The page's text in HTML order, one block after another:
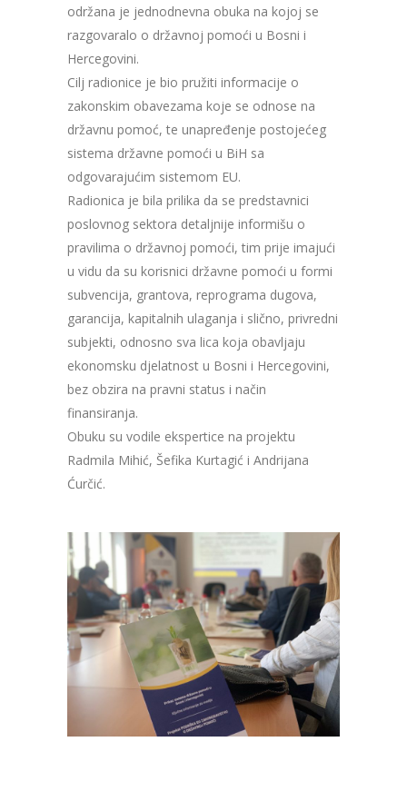
održana je jednodnevna obuka na kojoj se
razgovaralo o državnoj pomoći u Bosni i
Hercegovini.
Cilj radionice je bio pružiti informacije o
zakonskim obavezama koje se odnose na
državnu pomoć, te unapređenje postojećeg
sistema državne pomoći u BiH sa
odgovarajućim sistemom EU.
Radionica je bila prilika da se predstavnici
poslovnog sektora detaljnije informišu o
pravilima o državnoj pomoći, tim prije imajući
u vidu da su korisnici državne pomoći u formi
subvencija, grantova, reprograma dugova,
garancija, kapitalnih ulaganja i slično, privredni
subjekti, odnosno sva lica koja obavljaju
ekonomsku djelatnost u Bosni i Hercegovini,
bez obzira na pravni status i način
finansiranja.
Obuku su vodile ekspertice na projektu
Radmila Mihić, Šefika Kurtagić i Andrijana
Ćurčić.